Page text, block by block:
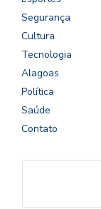
Segurança
Cultura
Tecnologia
Alagoas
Política
Saúde
Contato